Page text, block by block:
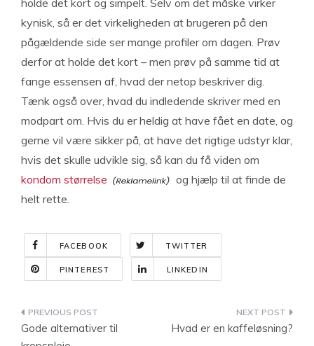
holde det kort og simpelt. Selv om det måske virker
kynisk, så er det virkeligheden at brugeren på den
pågældende side ser mange profiler om dagen. Prøv
derfor at holde det kort – men prøv på samme tid at
fange essensen af, hvad der netop beskriver dig.
Tænk også over, hvad du indledende skriver med en
modpart om. Hvis du er heldig at have fået en date, og
gerne vil være sikker på, at have det rigtige udstyr klar,
hvis det skulle udvikle sig, så kan du få viden om
kondom størrelse
og hjælp til at finde de
helt rette.
FACEBOOK TWITTER
PINTEREST LINKEDIN
Indlægsnavigation
Gode alternativer til
Hvad er en kaffeløsning?